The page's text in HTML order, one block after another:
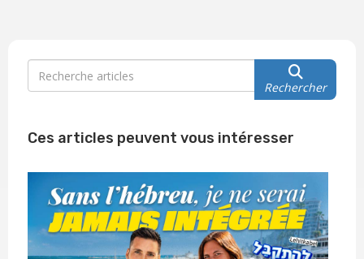
Rechercher
Ces articles peuvent vous intéresser